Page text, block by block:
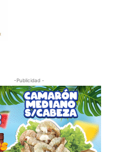
-Publicidad -